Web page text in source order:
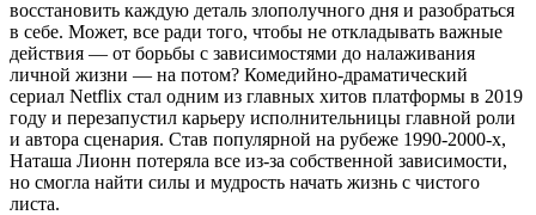
восстановить каждую деталь злополучного дня и разобраться
в себе. Может, все ради того, чтобы не откладывать важные
действия — от борьбы с зависимостями до налаживания
личной жизни — на потом? Комедийно-драматический
сериал Netflix стал одним из главных хитов платформы в 2019
году и перезапустил карьеру исполнительницы главной роли
и автора сценария. Став популярной на рубеже 1990-2000-х,
Наташа Лионн потеряла все из-за собственной зависимости,
но смогла найти силы и мудрость начать жизнь с чистого
листа.